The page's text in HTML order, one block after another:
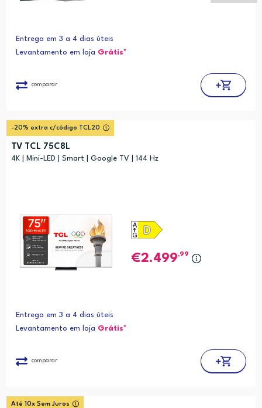
Entrega em 3 a 4 dias úteis
Levantamento em loja Grátis*
comparar
-20% extra c/código TCL20
TV TCL 75C8L
4K | Mini-LED | Smart | Google TV | 144 Hz
2.499,99
Entrega em 3 a 4 dias úteis
Levantamento em loja Grátis*
comparar
Até 10x Sem Juros